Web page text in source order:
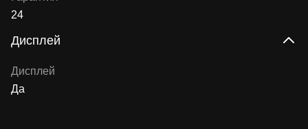
24
Дисплей
Дисплей
Да